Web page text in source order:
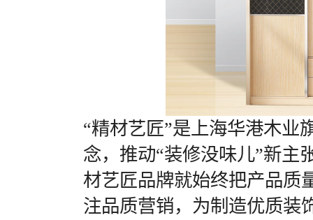
“精材艺匠”是上海华港木业
念，推动“装修没味儿”新主
材艺匠品牌就始终把产品质
注品质营销，为制造优质装